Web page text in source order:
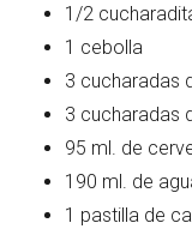
1/2
1 cebolla
3 cucharadas
3 cucharadas
95 ml. de
190 ml. de
1 pastilla de